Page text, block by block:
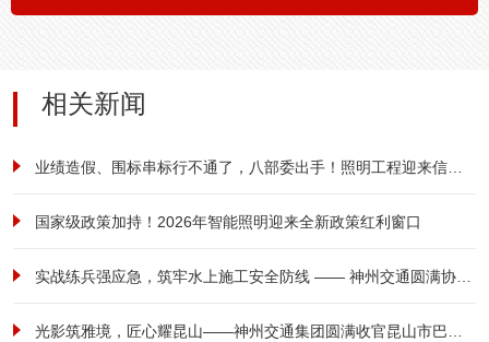
相关新闻
国家级政策加持！2026年智能照明迎来全新政策红利窗口